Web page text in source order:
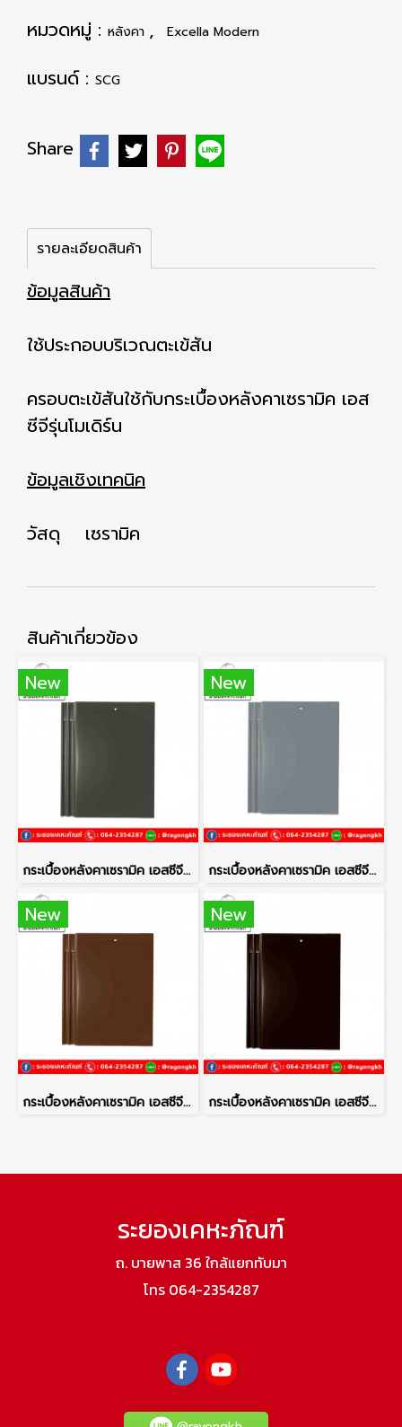
หมวดหมู่ : หลังคา , Excella Modern
แบรนด์ : SCG
Share
รายละเอียดสินค้า
ข้อมูลสินค้า
ใช้ประกอบบริเวณตะเข้สัน
ครอบตะเข้สันใช้กับกระเบื้องหลังคาเซรามิค เอส
ซีจีรุ่นโมเดิร์น
ข้อมูลเชิงเทคนิค
วัสดุ เซรามิค
สินค้าเกี่ยวข้อง
New
กระเบื้องหลังคาเซรามิค เอสซีจี รุ่นเอ็กซ์เซลล่า โมเดิร์น สีซิลเวอร์เกรย์
New
กระเบื้องหลังคาเซรามิค เอสซีจี รุ่นเอ็กซ์เซลล่า โมเดิร์น สีแพลทตินั่ม
New
กระเบื้องหลังคาเซรามิค เอสซีจี รุ่นเอ็กซ์เซลล่า โมเดิร์น สีคอปเปอร์บราวน์
New
กระเบื้องหลังคาเซรามิค เอสซีจี รุ่นเอ็กซ์เซลล่า โมเดิร์น สีโคโค่บราวน์
ระยองเคหะภัณฑ์
ถ. บายพาส 36 ใกล้แยกทับมา
โทร 064-2354287